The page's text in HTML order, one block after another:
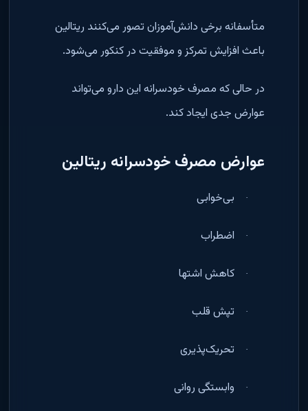
متأسفانه برخی دانش‌آموزان تصور می‌کنند ریتالین
باعث افزایش تمرکز و موفقیت در کنکور می‌شود.
در حالی که مصرف خودسرانه این دارو می‌تواند
عوارض جدی ایجاد کند.
عوارض مصرف خودسرانه ریتالین
· بی‌خوابی
· اضطراب
· کاهش اشتها
· تپش قلب
· تحریک‌پذیری
· وابستگی روانی